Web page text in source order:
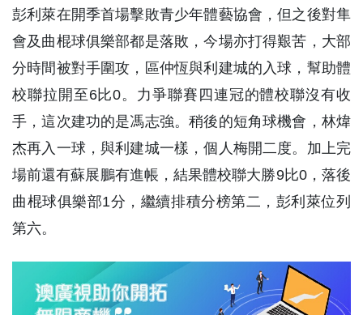
彭利萊在開季首場擊敗青少年體藝協會，但之後對隼
會及曲棍球俱樂部都是落敗，今場亦打得艱苦，大部
分時間被對手圍攻，區仲恆與利建城的入球，幫助體
校聯拉開至6比0。力爭聯賽四連冠的體校聯沒有收
手，這次建功的是馮志強。稍後的短角球機會，林煒
杰再入一球，與利建城一樣，個人梅開二度。加上完
場前還有蘇展鵬有進帳，結果體校聯大勝9比0，落後
曲棍球俱樂部1分，繼續排積分榜第二，彭利萊位列
第六。